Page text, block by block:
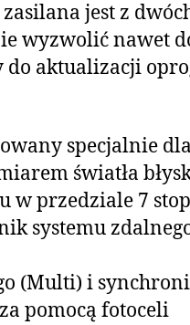
jest z
wyzwolić nawet
do aktualizacji
specjalnie
światła
w przedziale 7
systemu
(Multi) i
pomocą fotoceli